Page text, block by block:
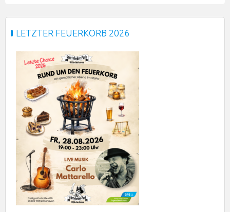
LETZTER FEUERKORB 2026